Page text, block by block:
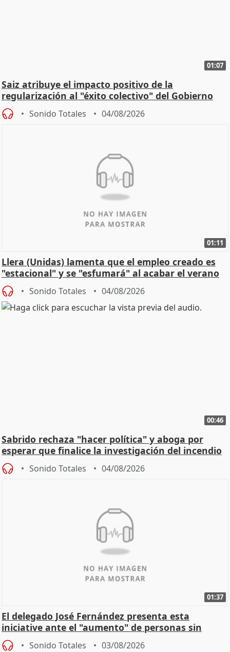
01:07
Saiz atribuye el impacto positivo de la
regularización al "éxito colectivo" del Gobierno
Sonido Totales 04/08/2026
01:11
Llera (Unidas) lamenta que el empleo creado es
"estacional" y se "esfumará" al acabar el verano
Sonido Totales 04/08/2026
00:46
Sabrido rechaza "hacer política" y aboga por
esperar que finalice la investigación del incendio
Sonido Totales 04/08/2026
01:37
El delegado José Fernández presenta esta
iniciative ante el "aumento" de personas sin
hogar en Madri
Sonido Totales 03/08/2026